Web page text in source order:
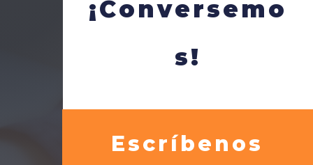
¡Conversemo
s!
Escríbenos